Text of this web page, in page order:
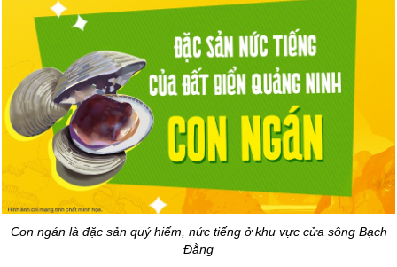
Con ngán là đặc sản quý hiếm, nức tiếng ở khu vực cửa sông Bạch
Đằng